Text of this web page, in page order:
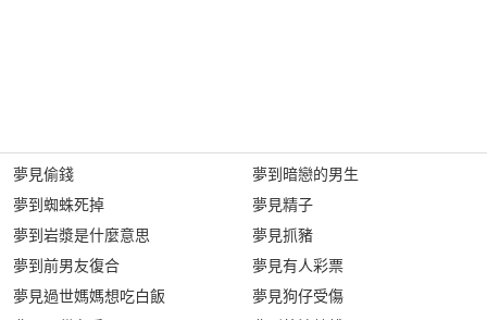
夢見偷錢
夢到蜘蛛死掉
夢到岩漿是什麼意思
夢到前男友復合
夢見過世媽媽想吃白飯
夢到暗戀的男生
夢見精子
夢見抓豬
夢見有人彩票
夢見狗仔受傷